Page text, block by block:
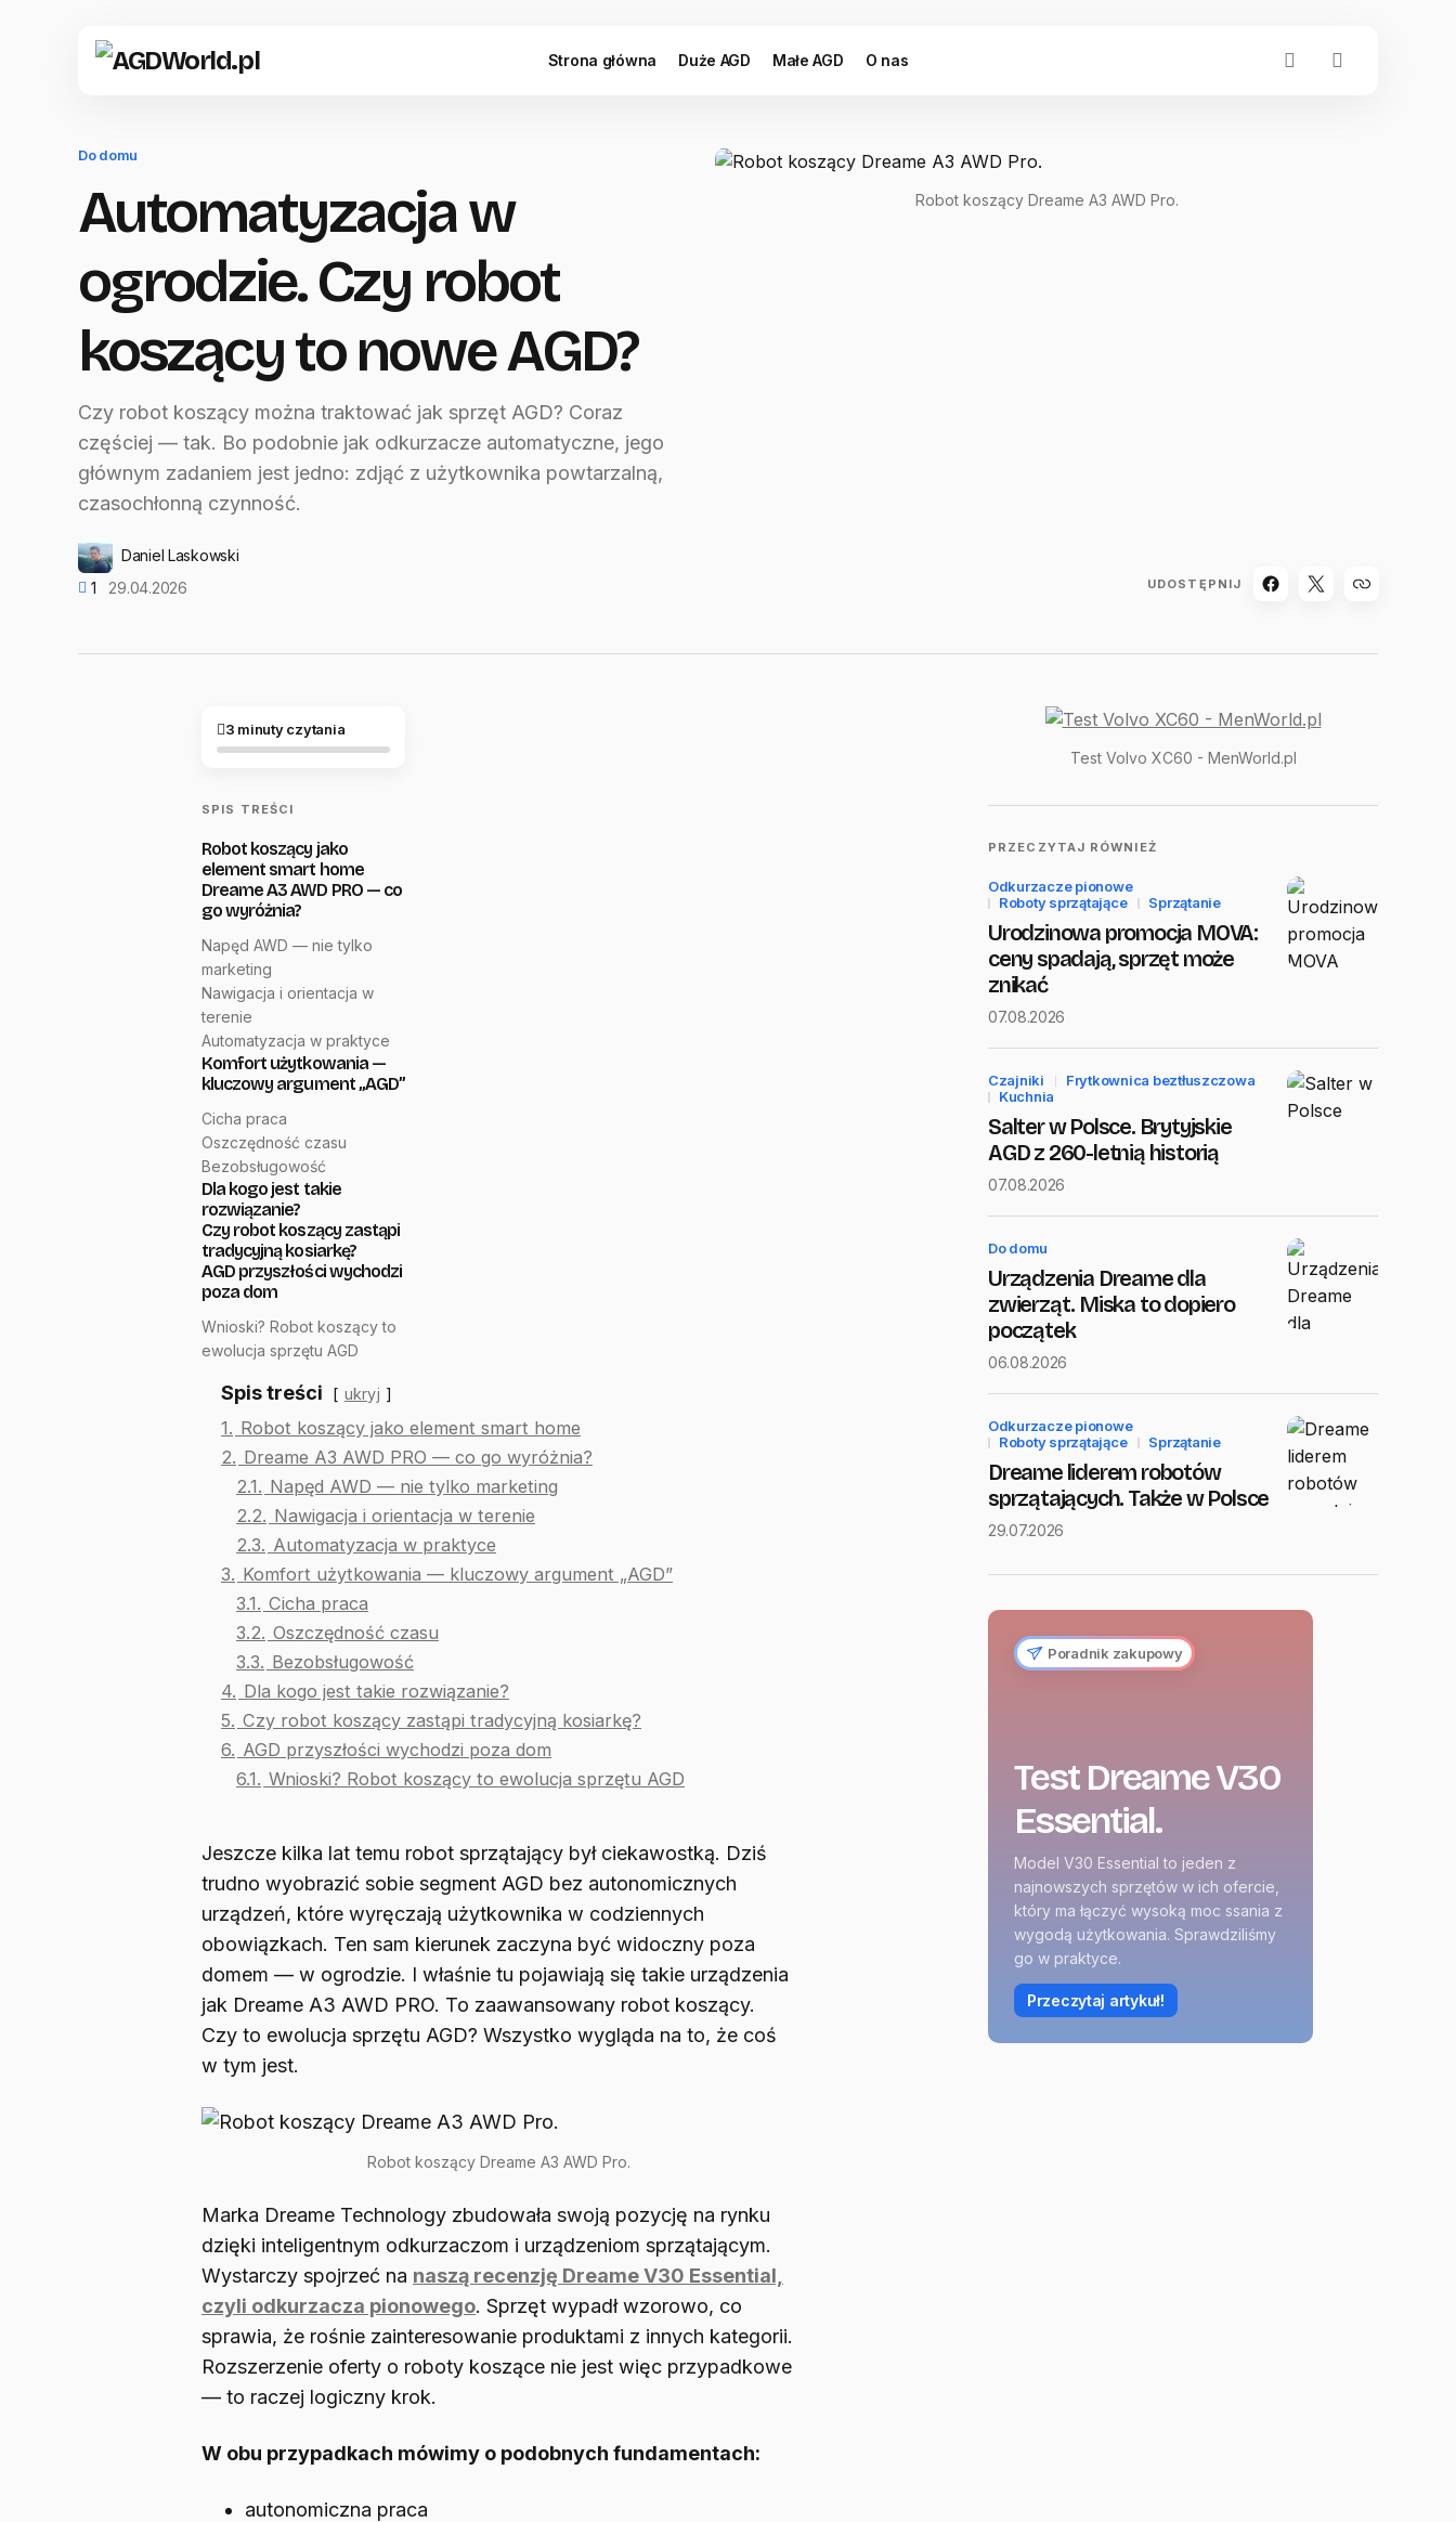
Strona główna Duże AGD Małe AGD O nas
Do domu
Automatyzacja w
ogrodzie. Czy robot
koszący to nowe AGD?
Czy robot koszący można traktować jak sprzęt AGD? Coraz
częściej — tak. Bo podobnie jak odkurzacze automatyczne, jego
głównym zadaniem jest jedno: zdjąć z użytkownika powtarzalną,
czasochłonną czynność.
Robot koszący Dreame A3 AWD Pro.
Daniel Laskowski
1
29.04.2026 UDOSTĘPNIJ
3 minuty czytania
SPIS TREŚCI
Robot koszący jako
element smart home
Dreame A3 AWD PRO — co
go wyróżnia?
Napęd AWD — nie tylko
marketing
Nawigacja i orientacja w
terenie
Automatyzacja w praktyce
Komfort użytkowania —
kluczowy argument „AGD”
Cicha praca
Oszczędność czasu
Bezobsługowość
Dla kogo jest takie
rozwiązanie?
Czy robot koszący zastąpi
tradycyjną kosiarkę?
AGD przyszłości wychodzi
poza dom
Wnioski? Robot koszący to
ewolucja sprzętu AGD
Spis treści ukryj
1. Robot koszący jako element smart home
2. Dreame A3 AWD PRO — co go wyróżnia?
2.1. Napęd AWD — nie tylko marketing
2.2. Nawigacja i orientacja w terenie
2.3. Automatyzacja w praktyce
3. Komfort użytkowania — kluczowy argument „AGD”
3.1. Cicha praca
3.2. Oszczędność czasu
3.3. Bezobsługowość
4. Dla kogo jest takie rozwiązanie?
5. Czy robot koszący zastąpi tradycyjną kosiarkę?
6. AGD przyszłości wychodzi poza dom
6.1. Wnioski? Robot koszący to ewolucja sprzętu AGD
Jeszcze kilka lat temu robot sprzątający był ciekawostką. Dziś
trudno wyobrazić sobie segment AGD bez autonomicznych
urządzeń, które wyręczają użytkownika w codziennych
obowiązkach. Ten sam kierunek zaczyna być widoczny poza
domem — w ogrodzie. I właśnie tu pojawiają się takie urządzenia
jak Dreame A3 AWD PRO. To zaawansowany robot koszący.
Czy to ewolucja sprzętu AGD? Wszystko wygląda na to, że coś
w tym jest.
Robot koszący Dreame A3 AWD Pro.
Marka Dreame Technology zbudowała swoją pozycję na rynku
dzięki inteligentnym odkurzaczom i urządzeniom sprzątającym.
Wystarczy spojrzeć na naszą recenzję Dreame V30 Essential,
czyli odkurzacza pionowego. Sprzęt wypadł wzorowo, co
sprawia, że rośnie zainteresowanie produktami z innych kategorii.
Rozszerzenie oferty o roboty koszące nie jest więc przypadkowe
— to raczej logiczny krok.
W obu przypadkach mówimy o podobnych fundamentach:
autonomiczna praca
Test Volvo XC60 - MenWorld.pl
PRZECZYTAJ RÓWNIEŻ
Odkurzacze pionowe
Roboty sprzątające
Sprzątanie
Urodzinowa promocja MOVA:
ceny spadają, sprzęt może
znikać
07.08.2026
Czajniki
Frytkownica beztłuszczowa
Kuchnia
Salter w Polsce. Brytyjskie
AGD z 260-letnią historią
07.08.2026
Do domu
Urządzenia Dreame dla
zwierząt. Miska to dopiero
początek
06.08.2026
Odkurzacze pionowe
Roboty sprzątające
Sprzątanie
Dreame liderem robotów
sprzątających. Także w Polsce
29.07.2026
Poradnik zakupowy
Test Dreame V30
Essential.
Model V30 Essential to jeden z
najnowszych sprzętów w ich ofercie,
który ma łączyć wysoką moc ssania z
wygodą użytkowania. Sprawdziliśmy
go w praktyce.
Przeczytaj artykuł!